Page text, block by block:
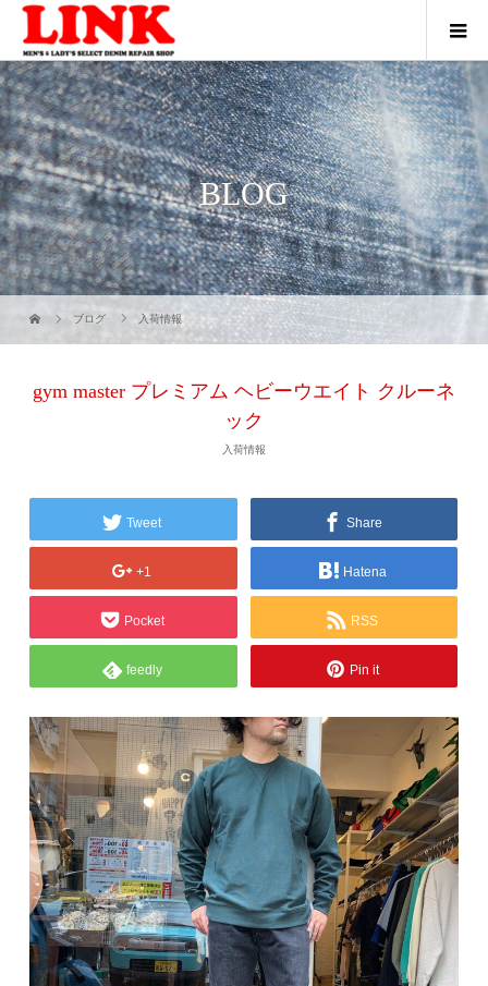
BLOG
ブログ 入荷情報
gym master プレミアム ヘビーウエイト クルーネ
ック
入荷情報
Tweet Share
+1 Hatena
Pocket RSS
feedly Pin it